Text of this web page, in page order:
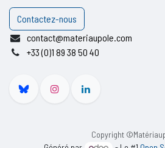
Contactez-nous
contact@materiaupole.com
+33 (0)1 89 38 50 40
Copyright